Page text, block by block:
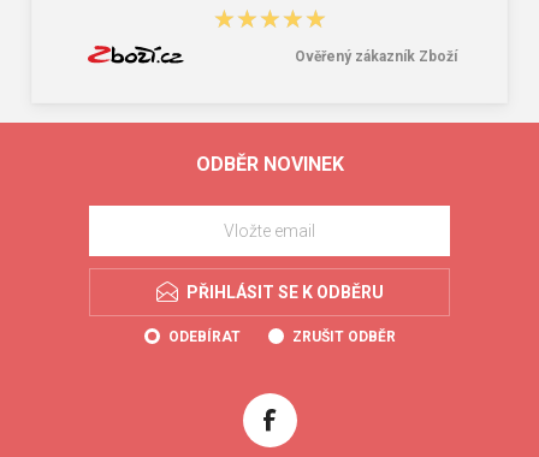
★★★★★
★★★★★
Ověřený zákazník Zboží
ODBĚR NOVINEK
PŘIHLÁSIT SE K ODBĚRU
ODEBÍRAT ZRUŠIT ODBĚR